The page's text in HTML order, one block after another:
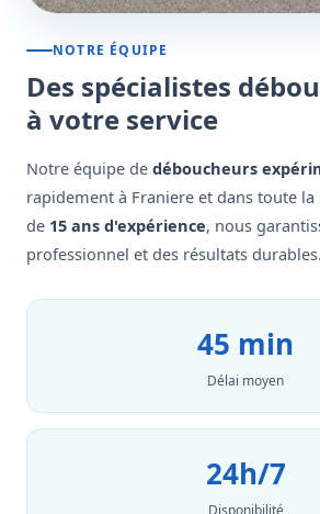
NOTRE ÉQUIPE
Des spécialistes
à votre service
Notre équipe de déboucheurs
rapidement à Franiere et dans toute la
de 15 ans d'expérience, nous
professionnel et des résultats durables.
45 min
Délai moyen
24h/7
Disponibilité